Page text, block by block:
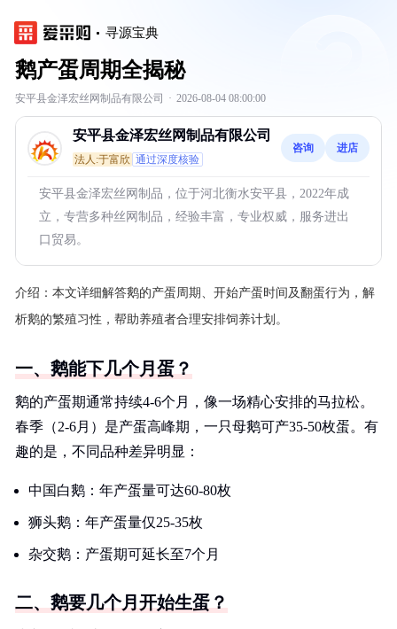
寻源宝典
鹅产蛋周期全揭秘
安平县金泽宏丝网制品有限公司 · 2026-08-04 08:00:00
安平县金泽宏丝网制品有限公司
法人:于富欣 通过深度核验
咨询 进店
安平县金泽宏丝网制品，位于河北衡水安平县，2022年成
立，专营多种丝网制品，经验丰富，专业权威，服务进出
口贸易。
介绍： 本文详细解答鹅的产蛋周期、开始产蛋时间及翻蛋行为，解
析鹅的繁殖习性，帮助养殖者合理安排饲养计划。
一、鹅能下几个月蛋？
鹅的产蛋期通常持续4-6个月，像一场精心安排的马拉松。
春季（2-6月）是产蛋高峰期，一只母鹅可产35-50枚蛋。有
趣的是，不同品种差异明显：
中国白鹅：年产蛋量可达60-80枚
狮头鹅：年产蛋量仅25-35枚
杂交鹅：产蛋期可延长至7个月
二、鹅要几个月开始生蛋？